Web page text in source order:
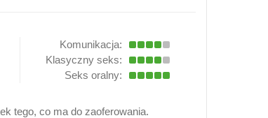
Komunikacja:
Klasyczny seks:
Seks oralny:
tego, co ma do zaoferowania.